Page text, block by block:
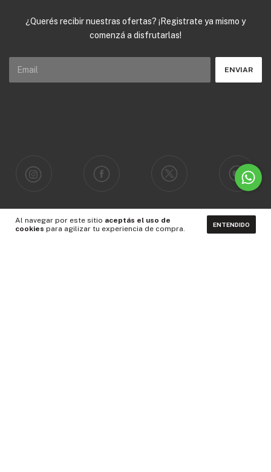
Al navegar por este sitio aceptás el uso de
cookies para agilizar tu experiencia de compra. ENTENDIDO
¿Querés recibir nuestras ofertas? ¡Registrate ya mismo y
comenzá a disfrutarlas!